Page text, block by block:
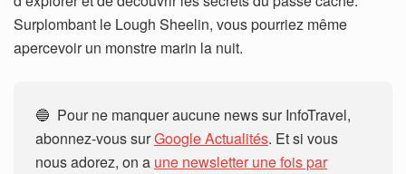
Surplombant le Lough Sheelin, vous pourriez même
apercevoir un monstre marin la nuit.
🔵 Pour ne manquer aucune news sur InfoTravel,
abonnez-vous surGoogle Actualités. Et si vous
nous adorez, on a une newsletter une fois par